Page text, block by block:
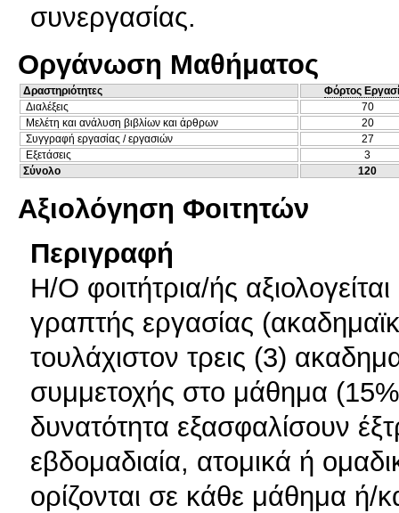
συνεργασίας.
Οργάνωση Μαθήματος
Δραστηριότητες
Φόρτος
Διαλέξεις
70
Μελέτη και ανάλυση βιβλίων και άρθρων
20
Συγγραφή εργασίας / εργασιών
27
Εξετάσεις
3
Σύνολο
120
Αξιολόγηση Φοιτητών
Περιγραφή
Η/Ο φοιτήτρια/ής
γραπτής εργασίας
τουλάχιστον τρεις (3)
συμμετοχής στο μάθημα
δυνατότητα εξασφαλίσουν
εβδομαδιαία, ατομικά ή
ορίζονται σε κάθε μάθημα ή/